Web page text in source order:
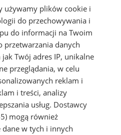
firmę w
z naborem
używamy plików cookie i
do przechowywania i
do informacji na Twoim
przetwarzania danych
Twój adres IP, unikalne
przeglądania, w celu
reklam i
i treści, analizy
usług. Dostawcy
mogą również
dane w tych i innych